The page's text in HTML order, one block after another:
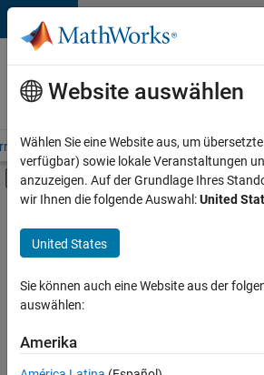
Weiter zum Inhalt
Karriere
bei
MathWorks
– Übersicht Stellensuche
Umschaltung für Off-
Hauptinhalt
Commercial Sales
Inside Sales
Marketing Communications
Human Resources
Legal
Büro- und Verwaltungsdienste
+5
Derzeit
Website auswählen
Wählen Sie eine Website aus, um
verfügbar) sowie lokale Veranstaltungen
anzuzeigen. Auf der Grundlage Ihres
wir Ihnen die folgende Auswahl:United
United States
Sie können auch eine Website aus der
auswählen:
Amerika